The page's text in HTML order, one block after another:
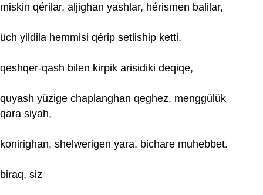
miskin qérilar, aljighan yashlar, hérismen balilar,
üch yildila hemmisi qérip setliship ketti.
qeshqer-qash bilen kirpik arisidiki deqiqe,
quyash yüzige chaplanghan qeghez, menggülük
qara siyah,
konirighan, shelwerigen yara, bichare muhebbet.
biraq, siz